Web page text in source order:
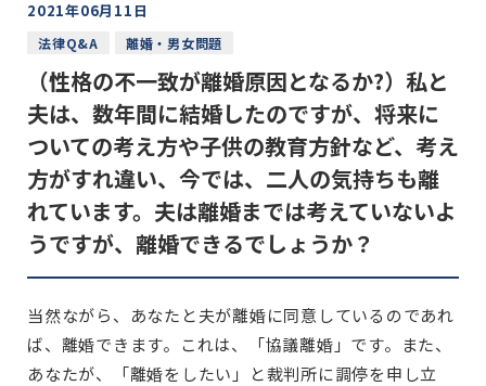
2021年06月11日
法律Q&A 離婚・男女問題
（性格の不一致が離婚原因となるか?）私と
夫は、数年間に結婚したのですが、将来に
ついての考え方や子供の教育方針など、考え
方がすれ違い、今では、二人の気持ちも離
れています。夫は離婚までは考えていないよ
うですが、離婚できるでしょうか？
当然ながら、あなたと夫が離婚に同意しているのであれ
ば、離婚できます。これは、「協議離婚」です。また、
あなたが、「離婚をしたい」と裁判所に調停を申し立